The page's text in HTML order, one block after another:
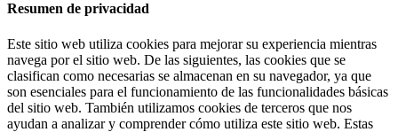
Resumen de privacidad
Este sitio web utiliza cookies para mejorar su experiencia mientras
navega por el sitio web. De las siguientes, las cookies que se
clasifican como necesarias se almacenan en su navegador, ya que
son esenciales para el funcionamiento de las funcionalidades básicas
del sitio web. También utilizamos cookies de terceros que nos
ayudan a analizar y comprender cómo utiliza este sitio web. Estas